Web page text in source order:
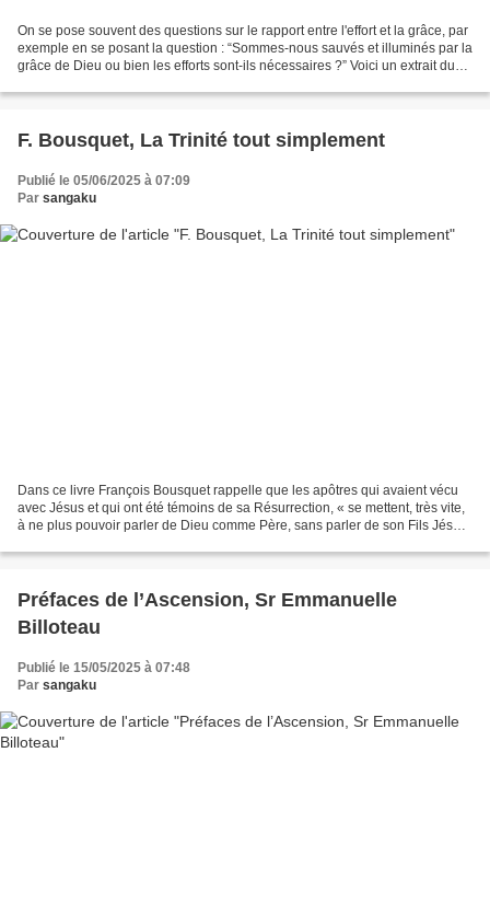
On se pose souvent des questions sur le rapport entre l'effort et la grâce, par
exemple en se posant la question : “Sommes-nous sauvés et illuminés par la
grâce de Dieu ou bien les efforts sont-ils nécessaires ?” Voici un extrait du
F. Bousquet, La Trinité tout simplement
Publié le 05/06/2025 à 07:09
Par sangaku
Dans ce livre François Bousquet rappelle que les apôtres qui avaient vécu
avec Jésus et qui ont été témoins de sa Résurrection, « se mettent, très vite,
à ne plus pouvoir parler de Dieu comme Père, sans parler de son Fils Jésus-
Préfaces de l’Ascension, Sr Emmanuelle
Billoteau
Publié le 15/05/2025 à 07:48
Par sangaku